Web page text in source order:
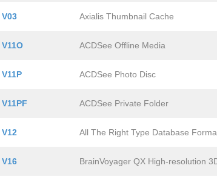
V03 Axialis Thumbnail Cache
V11O ACDSee Offline Media
V11P ACDSee Photo Disc
V11PF ACDSee Private Folder
V12 All The Right Type Database
V16 BrainVoyager QX High-resolution